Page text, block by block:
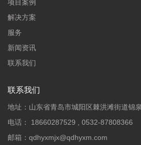
项目案例
解决方案
服务
新闻资讯
联系我们
联系我们
地址：山东省青岛市城阳区棘洪滩街道锦
电话： 18660287529
0532-87808366
邮箱： qdhyxmjx@qdhyxm.com